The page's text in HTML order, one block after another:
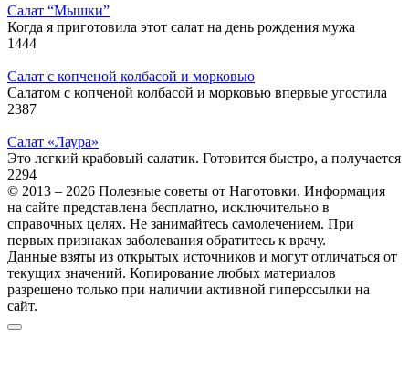
Салат “Мышки”
Когда я приготовила этот салат на день рождения мужа
1444
Салат с копченой колбасой и морковью
Салатом с копченой колбасой и морковью впервые угостила
2387
Салат «Лаура»
Это легкий крабовый салатик. Готовится быстро, а получается
2294
© 2013 – 2026 Полезные советы от Наготовки. Информация
на сайте представлена бесплатно, исключительно в
справочных целях. Не занимайтесь самолечением. При
первых признаках заболевания обратитесь к врачу.
Данные взяты из открытых источников и могут отличаться от
текущих значений. Копирование любых материалов
разрешено только при наличии активной гиперссылки на
сайт.